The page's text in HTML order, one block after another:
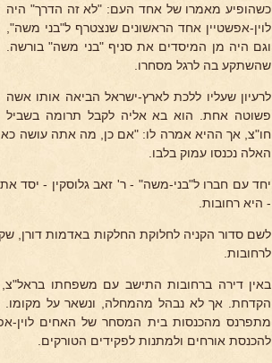
כשהופיע מאמרו של אחד העם: "לא זה הדרך" היה
לוין-אפשטיין אחד הראשונים שנצטרף ל"בני משה",
וגם היה מן המיסדים את סניף "בני משה" בורשה.
שהשתקע בה לרגל מסחרו.
לרעיון שעליו ללכת לארץ-ישראל הביאה אותו אשה
פשוטה אחת. הוא בא אליה לקבל תרומה בשביל
חו"צ, אך ההיא אמרה לו: "אם כן, מה אתה עושה
האלה נכנסו עמוק בלבו.
יחד עם חברו ל"בני-משה" - ר' זאב גלוסקין - יסד
- היא רחובות.
לשם סדור הקניה לחלוקת החלקות באדמות דורן,
לרחובות.
באין דירה ברחובות התישב עם משפחתו
הקדחת. אך לא נבהל מהמחלה, ונשאר על מקומו.
מתפרנס מהכנסות בית המסחר של האחים לוין-
להכנסת אורחים ולמתנות לפקידים הטורקים.